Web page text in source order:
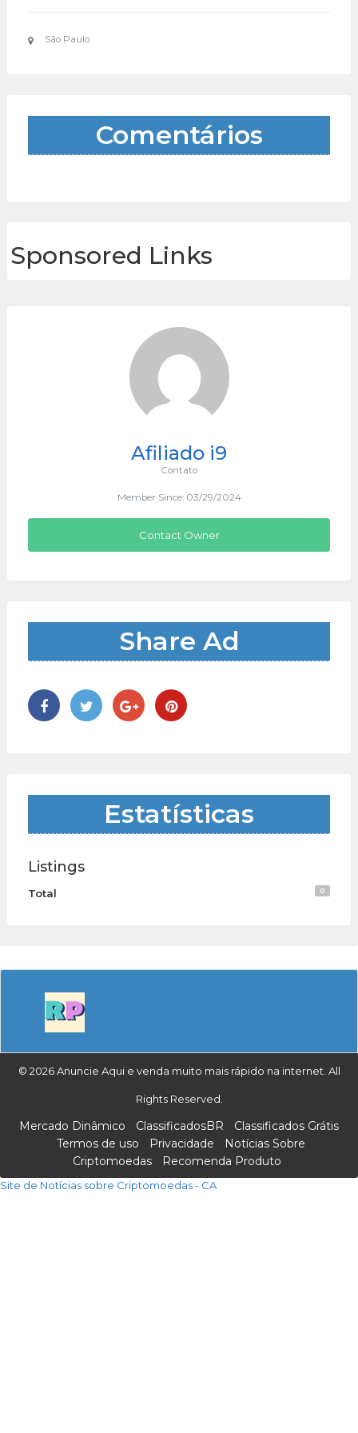
São Paulo
Comentários
Sponsored Links
Afiliado i9
Contato
Member Since: 03/29/2024
Contact Owner
Share Ad
Estatísticas
Listings
Total 0
© 2026 Anuncie Aqui e venda muito mais rápido na internet. All
Rights Reserved.
Mercado Dinâmico ClassificadosBR
Classificados Grátis
Termos de uso
Privacidade
Notícias Sobre
Criptomoedas
Recomenda Produto
Site de Notícias sobre Criptomoedas - CA